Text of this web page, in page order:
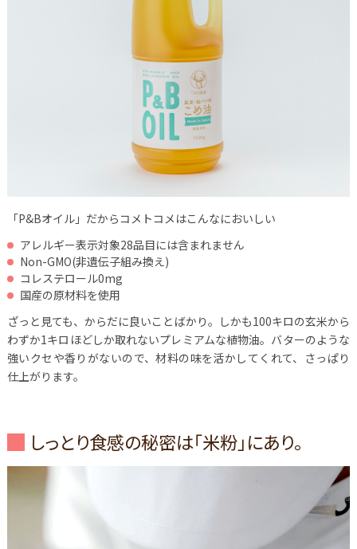
「P&Bオイル」だからコメトコメはこんなにおいしい
アレルギー表示対象28品目には含まれません
Non-GMO(非遺伝子組み換え)
コレステロール0mg
国産の原材料を使用
ざっと見ても、からだに良いことばかり。しかも100キロの玄米から
わずか1キロほどしか取れないプレミアムな植物油。バターのような
強いクセや香りがないので、材料の味を活かしてくれて、さっぱり
仕上がります。
しっとり食感の秘密は「米粉」にあり。